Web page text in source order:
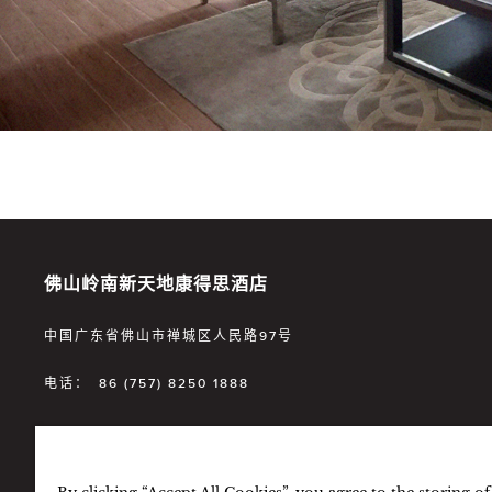
佛山岭南新天地康得思酒店
中国广东省佛山市禅城区人民路97号
电话： 86 (757) 8250 1888